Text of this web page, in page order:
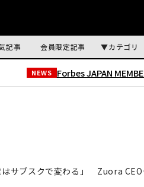
記事 会員限定記事 カテゴリ
NEWS Forbes JAPAN
はサブスクで変わる」 Zuora